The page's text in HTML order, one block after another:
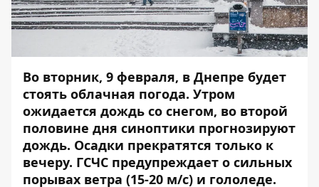
Во вторник, 9 февраля, в Днепре будет
стоять облачная погода. Утром
ожидается дождь со снегом, во второй
половине дня синоптики прогнозируют
дождь. Осадки прекратятся только к
вечеру. ГСЧС предупреждает о сильных
порывах ветра (15-20 м/с) и гололеде.